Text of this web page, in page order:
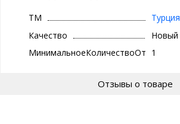
ТМ
Турция
Качество
Новый
МинимальноеКоличествоОтгрузки
1
Отзывы о товаре